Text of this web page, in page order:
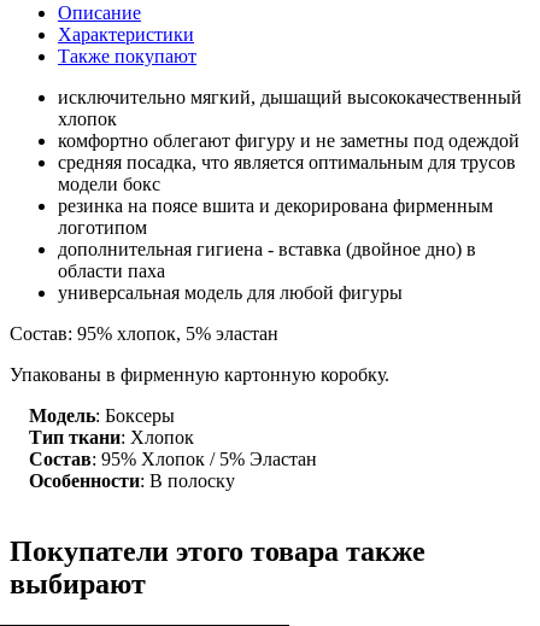
Описание
Характеристики
Также покупают
исключительно мягкий, дышащий высококачественный
хлопок
комфортно облегают фигуру и не заметны под одеждой
средняя посадка, что является оптимальным для трусов
модели бокс
резинка на поясе вшита и декорирована фирменным
логотипом
дополнительная гигиена - вставка (двойное дно) в
области паха
универсальная модель для любой фигуры
Состав: 95% хлопок, 5% эластан
Упакованы в фирменную картонную коробку.
Модель: Боксеры
Тип ткани: Хлопок
Состав: 95% Хлопок / 5% Эластан
Особенности: В полоску
Покупатели этого товара также
выбирают